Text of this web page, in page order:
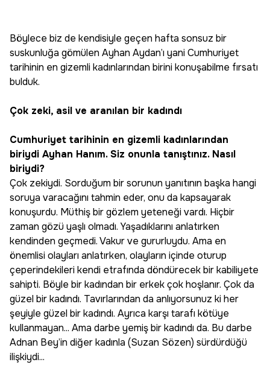
Böylece biz de kendisiyle geçen hafta sonsuz bir
suskunluğa gömülen Ayhan Aydan’ı yani Cumhuriyet
tarihinin en gizemli kadınlarından birini konuşabilme fırsatı
bulduk.
Çok zeki, asil ve aranılan bir kadındı
Cumhuriyet tarihinin en gizemli kadınlarından
biriydi Ayhan Hanım. Siz onunla tanıştınız. Nasıl
biriydi?
Çok zekiydi. Sorduğum bir sorunun yanıtının başka hangi
soruya varacağını tahmin eder, onu da kapsayarak
konuşurdu. Müthiş bir gözlem yeteneği vardı. Hiçbir
zaman gözü yaşlı olmadı. Yaşadıklarını anlatırken
kendinden geçmedi. Vakur ve gururluydu. Ama en
önemlisi olayları anlatırken, olayların içinde oturup
çeperindekileri kendi etrafında döndürecek bir kabiliyete
sahipti. Böyle bir kadından bir erkek çok hoşlanır. Çok da
güzel bir kadındı. Tavırlarından da anlıyorsunuz ki her
şeyiyle güzel bir kadındı. Ayrıca karşı tarafı kötüye
kullanmayan... Ama darbe yemiş bir kadındı da. Bu darbe
Adnan Bey’in diğer kadınla (Suzan Sözen) sürdürdüğü
ilişkiydi...